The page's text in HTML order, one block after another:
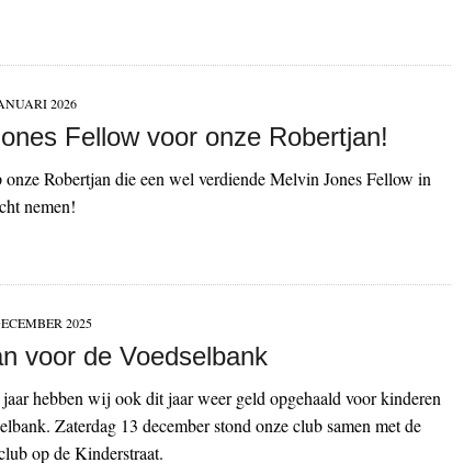
2026
Fellow voor onze Robertjan!
onze Robertjan die een wel verdiende Melvin Jones Fellow in
nemen!
2025
voor de Voedselbank
hebben wij ook dit jaar weer geld opgehaald voor kinderen
Zaterdag 13 december stond onze club samen met de
op de Kinderstraat.